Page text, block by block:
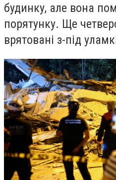
будинку, але вона
порятунку. Ще
врятовані з-під